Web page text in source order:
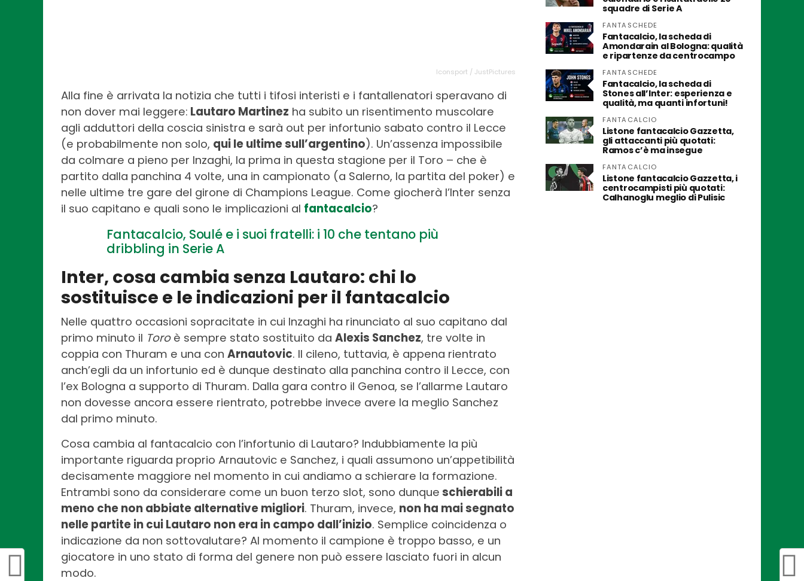
Iconsport / JustPictures
Alla fine è arrivata la notizia che tutti i tifosi interisti e i fantallenatori speravano di
non dover mai leggere: Lautaro Martinez ha subito un risentimento muscolare
agli adduttori della coscia sinistra e sarà out per infortunio sabato contro il Lecce
(e probabilmente non solo, qui le ultime sull’argentino). Un’assenza impossibile
da colmare a pieno per Inzaghi, la prima in questa stagione per il Toro – che è
partito dalla panchina 4 volte, una in campionato (a Salerno, la partita del poker) e
nelle ultime tre gare del girone di Champions League. Come giocherà l’Inter senza
il suo capitano e quali sono le implicazioni al fantacalcio?
Fantacalcio, Soulé e i suoi fratelli: i 10 che tentano più
dribbling in Serie A
Inter, cosa cambia senza Lautaro: chi lo
sostituisce e le indicazioni per il fantacalcio
Nelle quattro occasioni sopracitate in cui Inzaghi ha rinunciato al suo capitano dal
primo minuto il Toroè sempre stato sostituito da Alexis Sanchez, tre volte in
coppia con Thuram e una con Arnautovic. Il cileno, tuttavia, è appena rientrato
anch’egli da un infortunio ed è dunque destinato alla panchina contro il Lecce, con
l’ex Bologna a supporto di Thuram. Dalla gara contro il Genoa, se l’allarme Lautaro
non dovesse ancora essere rientrato, potrebbe invece avere la meglio Sanchez
dal primo minuto.
Cosa cambia al fantacalcio con l’infortunio di Lautaro? Indubbiamente la più
importante riguarda proprio Arnautovic e Sanchez, i quali assumono un’appetibilità
decisamente maggiore nel momento in cui andiamo a schierare la formazione.
Entrambi sono da considerare come un buon terzo slot, sono dunque schierabili a
meno che non abbiate alternative migliori. Thuram, invece, non ha mai segnato
nelle partite in cui Lautaro non era in campo dall’inizio. Semplice coincidenza o
indicazione da non sottovalutare? Al momento il campione è troppo basso, e un
giocatore in uno stato di forma del genere non può essere lasciato fuori in alcun
modo.
squadre di Serie A
FANTASCHEDE
Fantacalcio, la scheda di
Amondarain al Bologna: qualità
e ripartenze da centrocampo
FANTASCHEDE
Fantacalcio, la scheda di
Stones all’Inter: esperienza e
qualità, ma quanti infortuni!
FANTACALCIO
Listone fantacalcio Gazzetta,
gli attaccanti più quotati:
Ramos c’è ma insegue
FANTACALCIO
Listone fantacalcio Gazzetta, i
centrocampisti più quotati:
Calhanoglu meglio di Pulisic